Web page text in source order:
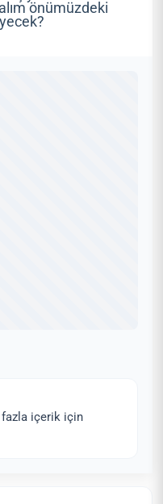
önümüzdeki
fazla içerik için